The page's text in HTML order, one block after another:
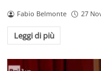
Fabio Belmonte 27
Leggi di più